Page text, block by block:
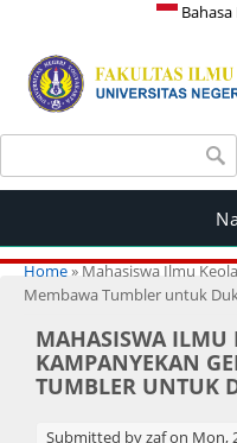
Search form
You are here
Home» Mahasiswa Ilmu
Membawa Tumbler untuk
MAHASISWA ILMU
KAMPANYEKAN
TUMBLER UNTUK
Submitted byzafon Mon,